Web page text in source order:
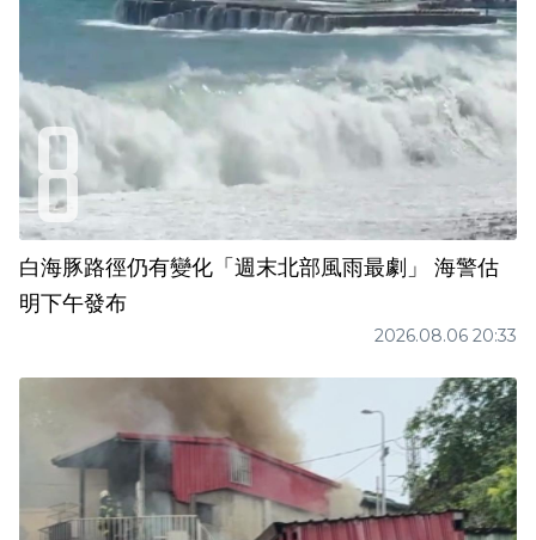
白海豚路徑仍有變化「週末北部風雨最劇」 海警估
明下午發布
2026.08.06 20:33